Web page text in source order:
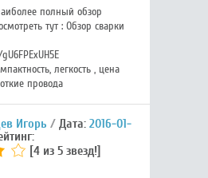
полный обзор
тут : Обзор сварки
легкость , цена
провода
Игорь Дата: 2016-01-
[4 из 5 звезд!]